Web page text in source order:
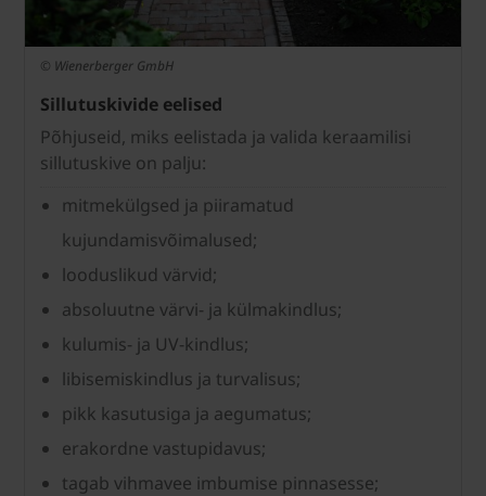
© Wienerberger GmbH
Sillutuskivide eelised
Põhjuseid, miks eelistada ja valida keraamilisi
sillutuskive on palju:
mitmekülgsed ja piiramatud
kujundamisvõimalused;
looduslikud värvid;
absoluutne värvi- ja külmakindlus;
kulumis- ja UV-kindlus;
libisemiskindlus ja turvalisus;
pikk kasutusiga ja aegumatus;
erakordne vastupidavus;
tagab vihmavee imbumise pinnasesse;